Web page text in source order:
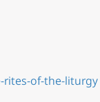
rites-of-the-liturgy